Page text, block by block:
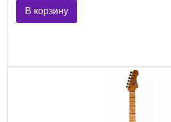
В корзину